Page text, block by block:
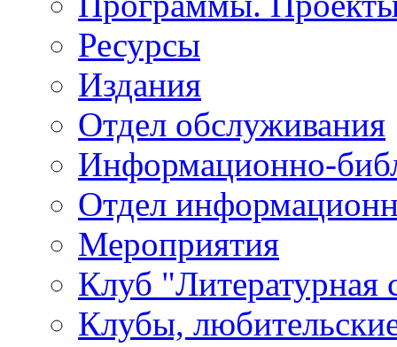
Ресурсы
Издания
Отдел обслуживания
Информационно-
Отдел
Мероприятия
Клуб "Литературная
Клубы,